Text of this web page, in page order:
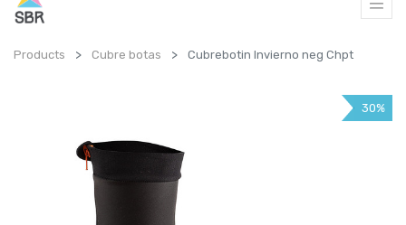
Products Cubre botas Cubrebotin Invierno neg Chpt
30%